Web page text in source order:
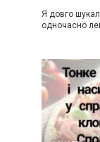
Я довго
одночасно